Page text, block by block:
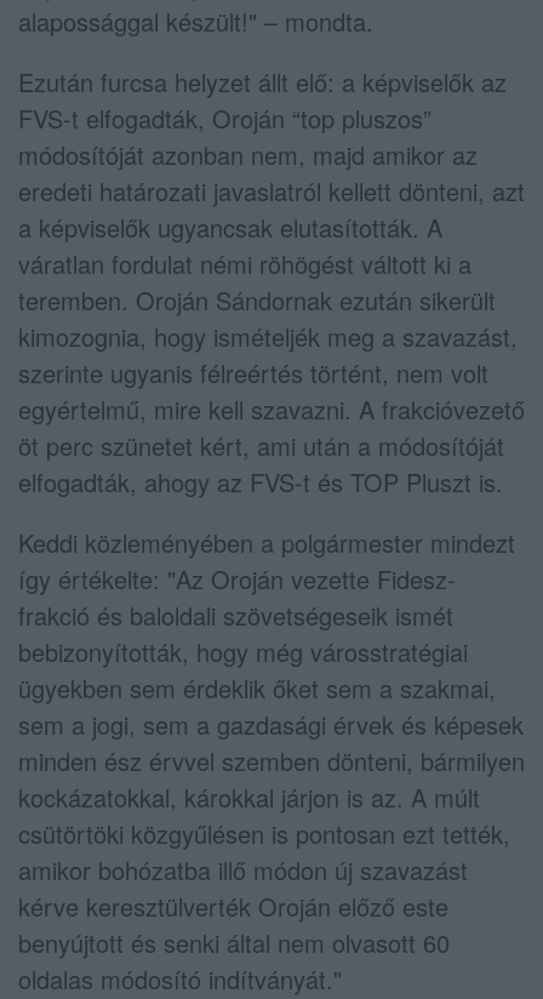
alapossággal készült!" – mondta.
Ezután furcsa helyzet állt elő: a képviselők az
FVS-t elfogadták, Oroján “top pluszos”
módosítóját azonban nem, majd amikor az
eredeti határozati javaslatról kellett dönteni, azt
a képviselők ugyancsak elutasították. A
váratlan fordulat némi röhögést váltott ki a
teremben. Oroján Sándornak ezután sikerült
kimozognia, hogy ismételjék meg a szavazást,
szerinte ugyanis félreértés történt, nem volt
egyértelmű, mire kell szavazni. A frakcióvezető
öt perc szünetet kért, ami után a módosítóját
elfogadták, ahogy az FVS-t és TOP Pluszt is.
Keddi közleményében a polgármester mindezt
így értékelte: "Az Oroján vezette Fidesz-
frakció és baloldali szövetségeseik ismét
bebizonyították, hogy még városstratégiai
ügyekben sem érdeklik őket sem a szakmai,
sem a jogi, sem a gazdasági érvek és képesek
minden ész érvvel szemben dönteni, bármilyen
kockázatokkal, károkkal járjon is az. A múlt
csütörtöki közgyűlésen is pontosan ezt tették,
amikor bohózatba illő módon új szavazást
kérve keresztülverték Oroján előző este
benyújtott és senki által nem olvasott 60
oldalas módosító indítványát."